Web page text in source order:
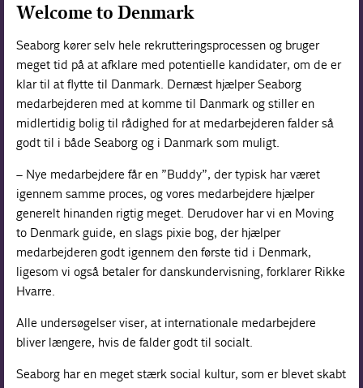
Welcome to Denmark
Seaborg kører selv hele rekrutteringsprocessen og bruger
meget tid på at afklare med potentielle kandidater, om de er
klar til at flytte til Danmark. Dernæst hjælper Seaborg
medarbejderen med at komme til Danmark og stiller en
midlertidig bolig til rådighed for at medarbejderen falder så
godt til i både Seaborg og i Danmark som muligt.
– Nye medarbejdere får en ”Buddy”, der typisk har været
igennem samme proces, og vores medarbejdere hjælper
generelt hinanden rigtig meget. Derudover har vi en Moving
to Denmark guide, en slags pixie bog, der hjælper
medarbejderen godt igennem den første tid i Denmark,
ligesom vi også betaler for danskundervisning, forklarer Rikke
Hvarre.
Alle undersøgelser viser, at internationale medarbejdere
bliver længere, hvis de falder godt til socialt.
Seaborg har en meget stærk social kultur, som er blevet skabt